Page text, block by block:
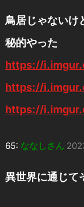
鳥居じゃないけ
秘的やった
https://
https://
https://
65: ななしさん
異世界に通じて